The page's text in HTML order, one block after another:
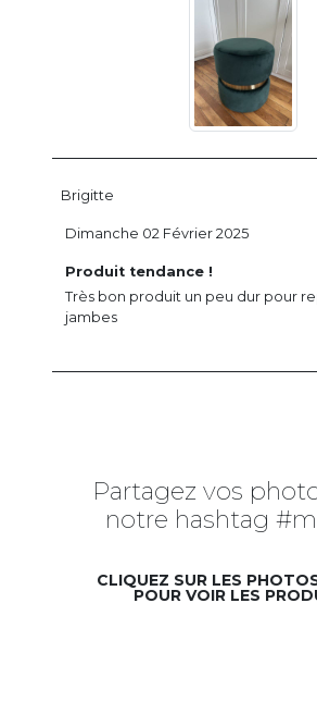
Brigitte
Produit tendance !
Très bon produit un peu dur pour
jambes
Dimanche 02 Février 2025
Partagez vos
notre hashtag
CLIQUEZ SUR LES
POUR VOIR LES